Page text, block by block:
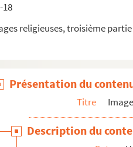
18
religieuses, troisième partie
Canisius
apôtre des nègres
Présentation du
Titre
Description du